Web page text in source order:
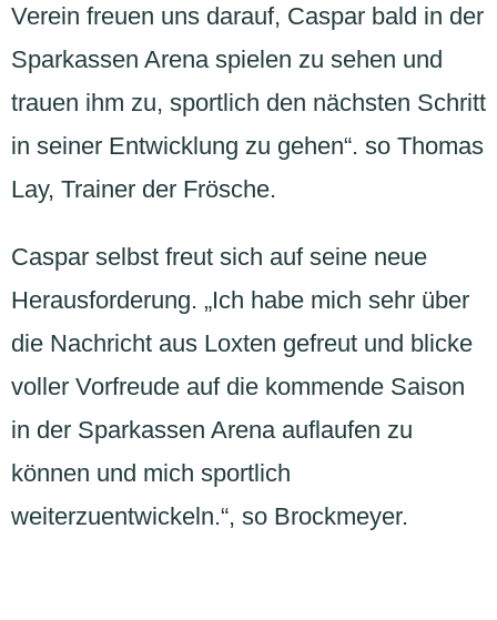
Verein freuen uns darauf, Caspar bald in der
Sparkassen Arena spielen zu sehen und
trauen ihm zu, sportlich den nächsten Schritt
in seiner Entwicklung zu gehen“. so Thomas
Lay, Trainer der Frösche.
Caspar selbst freut sich auf seine neue
Herausforderung. „Ich habe mich sehr über
die Nachricht aus Loxten gefreut und blicke
voller Vorfreude auf die kommende Saison
in der Sparkassen Arena auflaufen zu
können und mich sportlich
weiterzuentwickeln.“, so Brockmeyer.